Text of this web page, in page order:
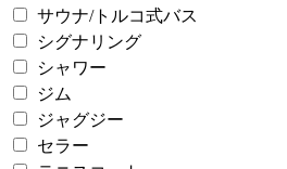
サウナ/トルコ式バス
シグナリング
シャワー
ジム
ジャグジー
セラー